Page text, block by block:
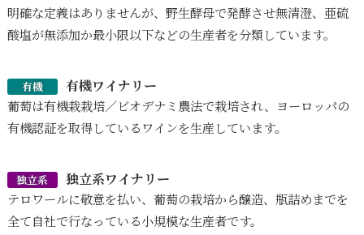
明確な定義はありませんが、野生酵母で発酵させ無清澄、亜硫
酸塩が無添加か最小限以下などの生産者を分類しています。
有機 有機ワイナリー
葡萄は有機栽栽培／ビオデナミ農法で栽培され、ヨーロッパの
有機認証を取得しているワインを生産しています。
独立系 独立系ワイナリー
テロワールに敬意を払い、葡萄の栽培から醸造、瓶詰めまでを
全て自社で行なっている小規模な生産者です。